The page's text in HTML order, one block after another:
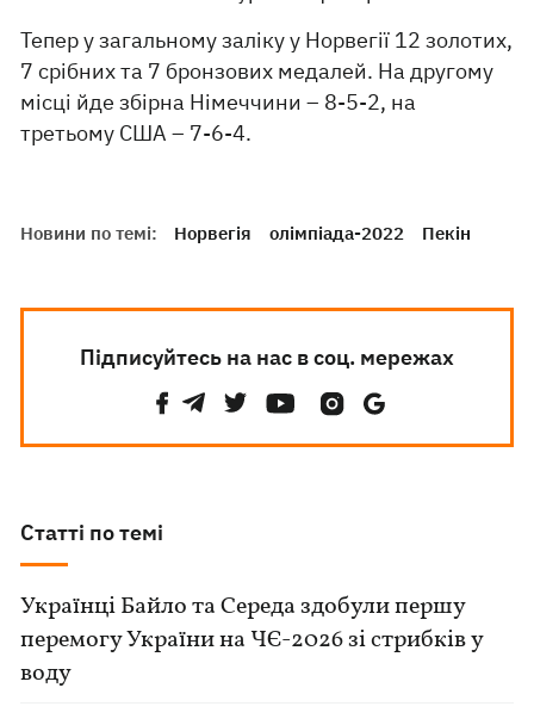
Тепер у загальному заліку у Норвегії 12 золотих,
7 срібних та 7 бронзових медалей. На другому
місці йде збірна Німеччини – 8-5-2, на
третьому США – 7-6-4.
Новини по темі: Норвегія олімпіада-2022 Пекін
Підписуйтесь на нас в соц. мережах
Статті по темі
Українці Байло та Середа здобули першу
перемогу України на ЧЄ-2026 зі стрибків у
воду